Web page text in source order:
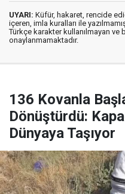
UYARI: Küfür, hakaret, rencide
içeren, imla kuralları ile
Türkçe karakter kullanılmayan ve
onaylanmamaktadır.
136 Kovanla
Dönüştürdü:
Dünyaya Taşıyor